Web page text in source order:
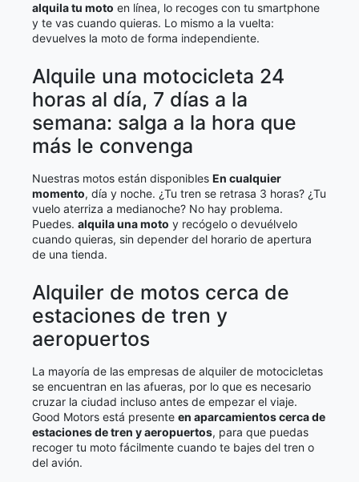
alquila tu moto en línea, lo recoges con tu smartphone
y te vas cuando quieras. Lo mismo a la vuelta:
devuelves la moto de forma independiente.
Alquile una motocicleta 24
horas al día, 7 días a la
semana: salga a la hora que
más le convenga
Nuestras motos están disponibles En cualquier
momento, día y noche. ¿Tu tren se retrasa 3 horas? ¿Tu
vuelo aterriza a medianoche? No hay problema.
Puedes. alquila una moto y recógelo o devuélvelo
cuando quieras, sin depender del horario de apertura
de una tienda.
Alquiler de motos cerca de
estaciones de tren y
aeropuertos
La mayoría de las empresas de alquiler de motocicletas
se encuentran en las afueras, por lo que es necesario
cruzar la ciudad incluso antes de empezar el viaje.
Good Motors está presente en aparcamientos cerca de
estaciones de tren y aeropuertos, para que puedas
recoger tu moto fácilmente cuando te bajes del tren o
del avión.